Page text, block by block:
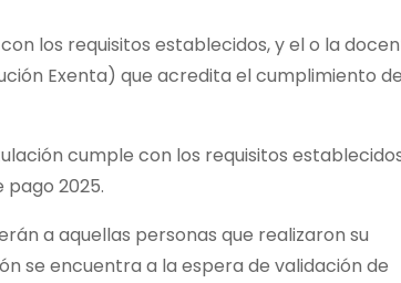
los requisitos establecidos, y el o la
Exenta) que acredita el cumplimiento de
cumple con los requisitos
2025.
a aquellas personas que realizaron su
se encuentra a la espera de validación de